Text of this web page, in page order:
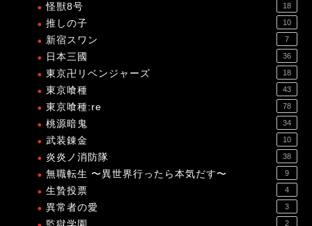
怪獣8号 18
推しの子 10
新宿スワン 7
日本三國 36
東京卍リベンジャーズ 18
東京喰種 43
東京喰種:re 78
桃源暗鬼 34
武装錬金 10
炎炎ノ消防隊 38
無職転生 〜異世界行ったら本気だす〜 9
生贄投票 4
異常者の愛 3
2